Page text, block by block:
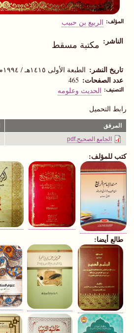
المؤلف الربيع بن حبيب
الناشر مكتبة مسقط
تاريخ النشر الطبعة الأولى ١٤١٥هـ / ١٩٩٤م
عدد الصفحات 465
التصنيف الحديث وعلومه
رابط التحميل
المرفق
الجامع الصحيح.pdf
كتب للمؤلف:
طالع أيضا